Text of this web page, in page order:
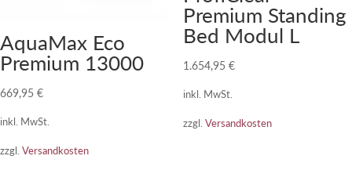
AquaMax Eco
Premium 13000
669,95 €
inkl. MwSt.
zzgl. Versandkosten
Premium Standing
Bed Modul L
1.654,95 €
inkl. MwSt.
zzgl. Versandkosten